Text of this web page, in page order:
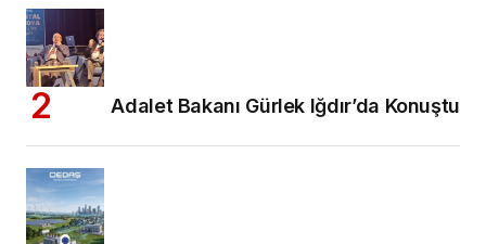
Adalet Bakanı Gürlek Iğdır’da Konuştu